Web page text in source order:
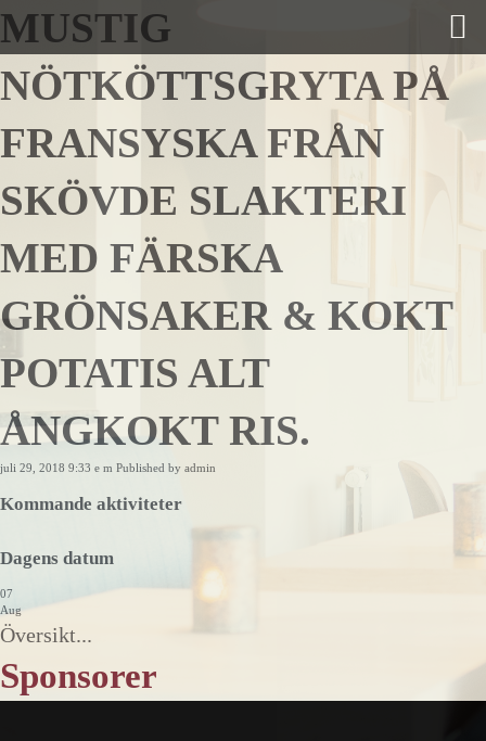
MUSTIG
NÖTKÖTTSGRYTA PÅ
FRANSYSKA FRÅN
SKÖVDE SLAKTERI
MED FÄRSKA
GRÖNSAKER & KOKT
POTATIS ALT
ÅNGKOKT RIS.
juli 29, 2018 9:33 e m Published by admin
Kommande aktiviteter
Dagens datum
07
Aug
Översikt...
Sponsorer